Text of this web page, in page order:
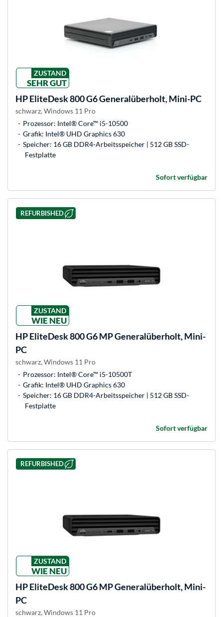
ZUSTAND
SEHR GUT
HPEliteDesk 800 G6 Generalüberholt, Mini-PC
schwarz, Windows 11 Pro
Prozessor: Intel® Core™ i5-10500
Grafik: Intel® UHD Graphics 630
Speicher: 16 GB DDR4-Arbeitsspeicher | 512 GB SSD-
Festplatte
Sofort verfügbar
REFURBISHED
ZUSTAND
WIE NEU
HPEliteDesk 800 G6 MP Generalüberholt, Mini-
PC
schwarz, Windows 11 Pro
Prozessor: Intel® Core™ i5-10500T
Grafik: Intel® UHD Graphics 630
Speicher: 16 GB DDR4-Arbeitsspeicher | 512 GB SSD-
Festplatte
Sofort verfügbar
REFURBISHED
ZUSTAND
WIE NEU
HPEliteDesk 800 G6 MP Generalüberholt, Mini-
PC
schwarz, Windows 11 Pro